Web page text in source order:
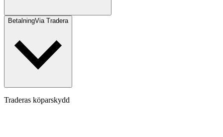
BetalningVia Tradera
Traderas köparskydd